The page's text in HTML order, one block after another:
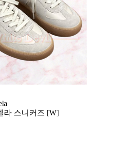
라 스니커즈 [W]